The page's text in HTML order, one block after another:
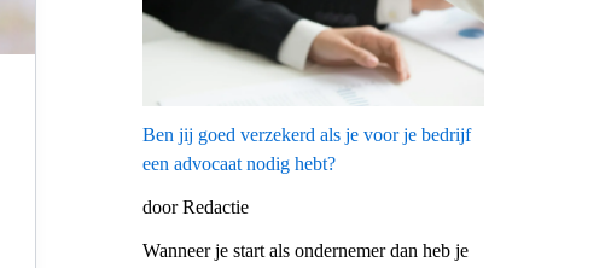
Ben jij goed verzekerd als je voor je bedrijf
een advocaat nodig hebt?
door Redactie
Wanneer je start als ondernemer dan heb je